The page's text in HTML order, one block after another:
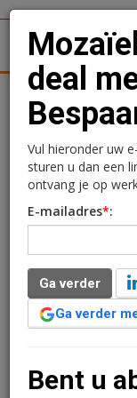
met
Mozaïek Wonen in
Bespaart. Dit is een
kabelbedrijven en
huurders erg
Iedereen Bespaart,
deal
Vul hieronder uw
sturen u dan een
ontvang je op
E-mailadres*:
Ga verder
Ga verder
Bent u